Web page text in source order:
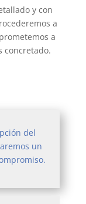
y con
a
a
concretado.
del
un